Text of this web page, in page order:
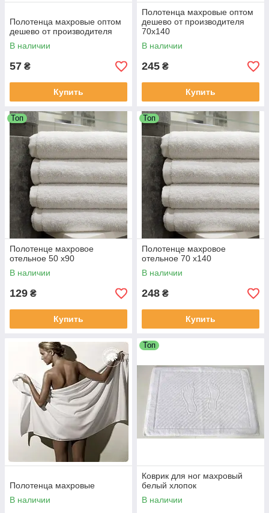
Полотенца махровые оптом
дешево от производителя
В наличии
57 ₴
Купить
Полотенца махровые оптом
дешево от производителя
70х140
В наличии
245 ₴
Купить
Топ
Полотенце махровое
отельное 50 х90
В наличии
129 ₴
Купить
Топ
Полотенце махровое
отельное 70 х140
В наличии
248 ₴
Купить
Полотенца махровые
В наличии
Топ
Коврик для ног махровый
белый хлопок
В наличии